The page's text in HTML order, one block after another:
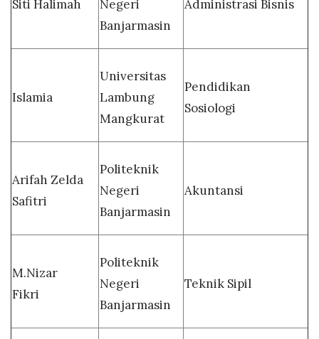
Siti Halimah
Negeri
Banjarmasin
Administrasi Bisnis
Islamia
Universitas
Lambung
Mangkurat
Pendidikan
Sosiologi
Arifah Zelda
Safitri
Politeknik
Negeri
Banjarmasin
Akuntansi
M.Nizar
Fikri
Politeknik
Negeri
Banjarmasin
Teknik Sipil